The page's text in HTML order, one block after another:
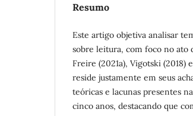
Resumo
Este artigo objetiva analisar
sobre leitura, com foco no ato
Freire (2021a), Vigotski (2018)
reside justamente em seus
teóricas e lacunas presentes
cinco anos, destacando que